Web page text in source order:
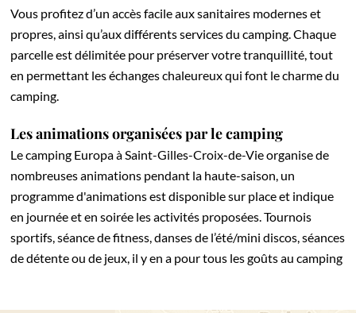
Vous profitez d’un accès facile aux sanitaires modernes et
propres, ainsi qu’aux différents services du camping. Chaque
parcelle est délimitée pour préserver votre tranquillité, tout
en permettant les échanges chaleureux qui font le charme du
camping.
Les animations organisées par le camping
Le camping Europa à Saint-Gilles-Croix-de-Vie organise de
nombreuses animations pendant la haute-saison, un
programme d'animations est disponible sur place et indique
en journée et en soirée les activités proposées. Tournois
sportifs, séance de fitness, danses de l’été/mini discos, séances
de détente ou de jeux, il y en a pour tous les goûts au camping